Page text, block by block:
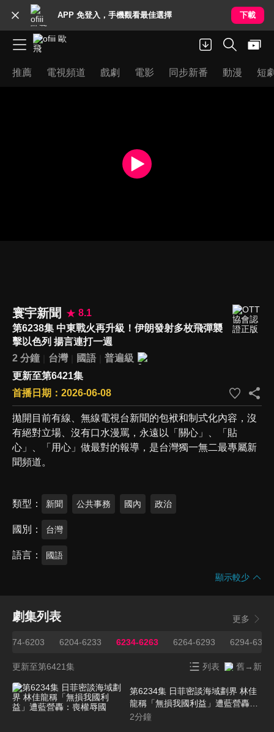
APP 免登入，手機觀看最佳選擇 下載
推薦 電視頻道 戲劇 電影 同步新番 動漫 短
寰宇新聞
8.1
第6238集 中東戰火再升級！伊朗發射多枚飛彈襲
擊以色列 揚言連打一週
2 分鐘
台灣 國語
普遍級
更新至第6421集
首播日期：2026-06-08
拋開目前有線、無線電視台新聞的包袱和制式化內容，沒
有絕對立場、沒有口水漫罵，永遠以「關心」、「貼
心」、「用心」做最對的報導，是台灣獨一無二最專屬新
聞頻道。
類型 新聞 公共事務 國內 政治
國別 台灣
語言 國語
顯示較少
劇集列表 更多
6174-6203 6204-6233 6234-6263 6264-6293 6294-6323
更新至第6421集 列表 舊→新
第6234集 日菲密談海域劃界 林佳
龍稱「無損我國利益」遭藍營轟：
喪權辱國
2分鐘